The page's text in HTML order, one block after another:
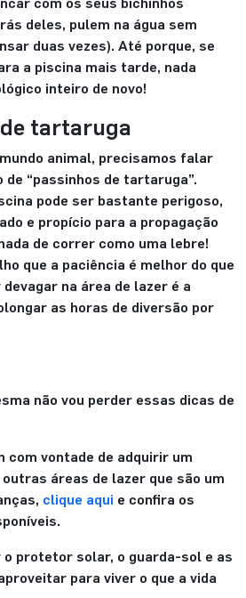
deles, pulem na água sem
duas vezes). Até porque, se
a piscina mais tarde, nada
inteiro de novo!
tartaruga
animal, precisamos falar
de “passinhos de tartaruga”.
pode ser bastante perigoso,
e propício para a propagação
de correr como uma lebre!
que a paciência é melhor do que
na área de lazer é a
as horas de diversão por
não vou perder essas dicas de
com vontade de adquirir um
áreas de lazer que são um
clique aqui e confira os
o protetor solar, o guarda-sol e as
para viver o que a vida